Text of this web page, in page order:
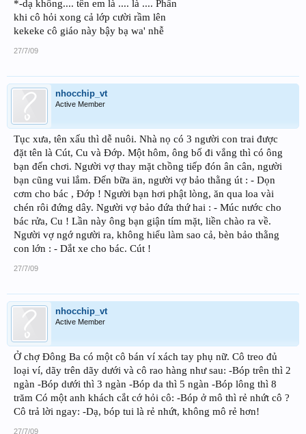
*-dạ không.... tên em là .... là .... Phấn
khi cô hỏi xong cả lớp cười rầm lên
kekeke cô giáo này bậy bạ wa' nhễ
27/7/09
nhocchip_vt
Active Member
Tục xưa, tên xấu thì dễ nuôi. Nhà nọ có 3 người con trai được
đặt tên là Cút, Cu và Ðớp. Một hôm, ông bố đi vắng thì có ông
bạn đến chơi. Người vợ thay mặt chồng tiếp đón ân cân, người
bạn cũng vui lắm. Ðến bữa än, người vợ bảo thằng út : - Dọn
cơm cho bác , Ðớp ! Người bạn hơi phật lòng, ăn qua loa vài
chén rôi đứng dây. Người vợ bảo đứa thứ hai : - Múc nước cho
bác rửa, Cu ! Lần này ông bạn giận tím mặt, liền chào ra về.
Người vợ ngớ người ra, không hiểu làm sao cả, bèn bảo thằng
con lớn : - Dắt xe cho bác. Cút !
27/7/09
nhocchip_vt
Active Member
Ở chợ Đông Ba có một cô bán ví xách tay phụ nữ. Cô treo đủ
loại ví, dãy trên dãy dưới và cô rao hàng như sau: -Bóp trên thì 2
ngàn -Bóp dưới thì 3 ngàn -Bóp da thì 5 ngàn -Bóp lông thì 8
trăm Có một anh khách cắt cớ hỏi cô: -Bóp ở mô thì rẻ nhứt cô ?
Cô trả lời ngay: -Dạ, bóp tui là rẻ nhứt, không mô rẻ hơn!
27/7/09